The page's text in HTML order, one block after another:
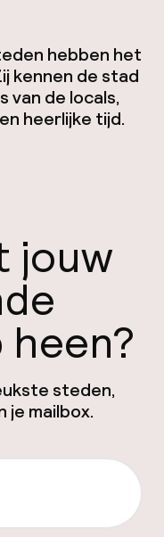
hebben het
kennen de stad
van de locals,
heerlijke tijd.
jouw
steden,
je mailbox.